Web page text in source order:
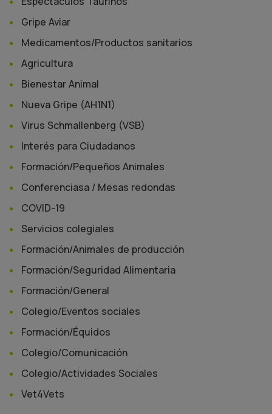
Gripe Aviar
Medicamentos/Productos sanitarios
Agricultura
Bienestar Animal
Nueva Gripe (AH1N1)
Virus Schmallenberg (VSB)
Interés para Ciudadanos
Formación/Pequeños Animales
Conferenciasa / Mesas redondas
COVID-19
Servicios colegiales
Formación/Animales de producción
Formación/Seguridad Alimentaria
Formación/General
Colegio/Eventos sociales
Formación/Équidos
Colegio/Comunicación
Colegio/Actividades Sociales
Vet4Vets